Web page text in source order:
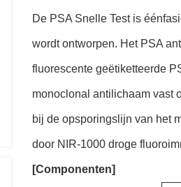
De PSA Snelle Test is
wordt ontworpen. Het PSA
fluorescente geëtiketteerde
monoclonal antilichaam vast
bij de opsporingslijn van het
door NIR-1000 droge
[Componenten]